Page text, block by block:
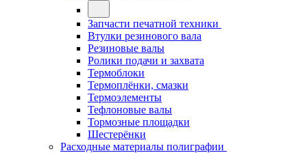
Запчасти печатной техники
Втулки резинового вала
Резиновые валы
Ролики подачи и захвата
Термоблоки
Термоплёнки, смазки
Термоэлементы
Тефлоновые валы
Тормозные площадки
Шестерёнки
Расходные материалы полиграфии